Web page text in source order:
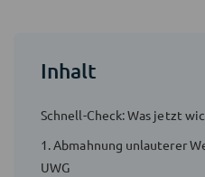
Inhalt
Schnell-Check: Was jetzt
1. Abmahnung unlauterer
UWG